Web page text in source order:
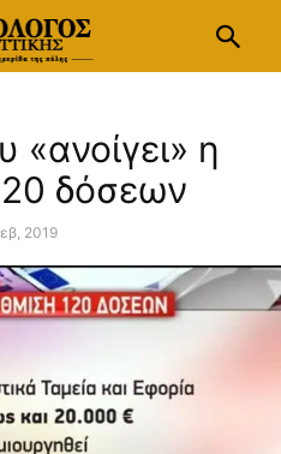
«ανοίγει» η
δόσεων
2019